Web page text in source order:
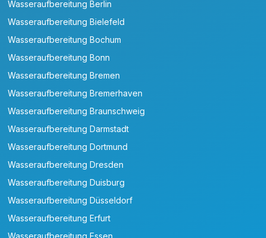
Wasseraufbereitung Berlin
Wasseraufbereitung Bielefeld
Wasseraufbereitung Bochum
Wasseraufbereitung Bonn
Wasseraufbereitung Bremen
Wasseraufbereitung Bremerhaven
Wasseraufbereitung Braunschweig
Wasseraufbereitung Darmstadt
Wasseraufbereitung Dortmund
Wasseraufbereitung Dresden
Wasseraufbereitung Duisburg
Wasseraufbereitung Düsseldorf
Wasseraufbereitung Erfurt